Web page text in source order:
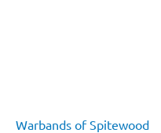
Warbands of Spitewood